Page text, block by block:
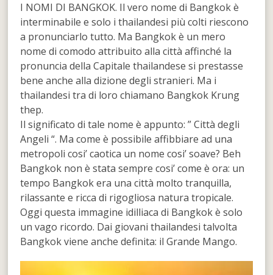
I NOMI DI BANGKOK. Il vero nome di Bangkok è
interminabile e solo i thailandesi più colti riescono
a pronunciarlo tutto. Ma Bangkok è un mero
nome di comodo attribuito alla città affinché la
pronuncia della Capitale thailandese si prestasse
bene anche alla dizione degli stranieri. Ma i
thailandesi tra di loro chiamano Bangkok Krung
thep.
Il significato di tale nome è appunto: ” Città degli
Angeli “. Ma come è possibile affibbiare ad una
metropoli cosi’ caotica un nome cosi’ soave? Beh
Bangkok non è stata sempre cosi’ come è ora: un
tempo Bangkok era una città molto tranquilla,
rilassante e ricca di rigogliosa natura tropicale.
Oggi questa immagine idilliaca di Bangkok è solo
un vago ricordo. Dai giovani thailandesi talvolta
Bangkok viene anche definita: il Grande Mango.